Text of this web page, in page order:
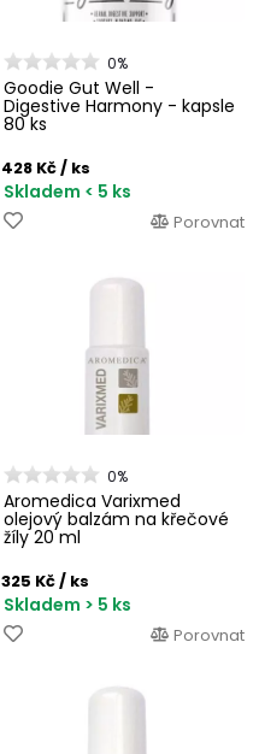
0%
Goodie Gut Well -
Digestive Harmony - kapsle
80 ks
428 Kč/ ks
Skladem < 5 ks
Porovnat
0%
Aromedica Varixmed
olejový balzám na křečové
žíly 20 ml
325 Kč/ ks
Skladem > 5 ks
Porovnat